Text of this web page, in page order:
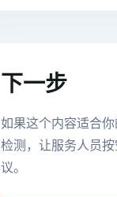
下一步
如果这个内容适合
检测，让服务人员
议。